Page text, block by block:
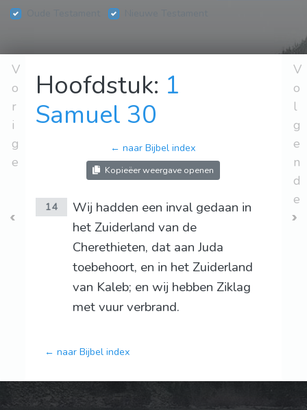
V
o
r
i
g
e
Hoofdstuk: 1
Samuel 30
← naar Bijbel index
Kopieëer weergave openen
14
Wij hadden een inval gedaan in
het Zuiderland van de
Cherethieten, dat aan Juda
toebehoort, en in het Zuiderland
van Kaleb; en wij hebben Ziklag
met vuur verbrand.
← naar Bijbel index
V
o
l
g
e
n
d
e